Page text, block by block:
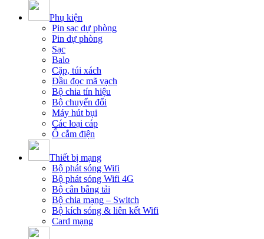
Phụ kiện
Pin sạc dự phòng
Pin dự phòng
Sạc
Balo
Cặp, túi xách
Đầu đọc mã vạch
Bộ chia tín hiệu
Bộ chuyển đổi
Máy hút bụi
Các loại cáp
Ổ cắm điện
Thiết bị mạng
Bộ phát sóng Wifi
Bộ phát sóng Wifi 4G
Bộ cân bằng tải
Bộ chia mạng – Switch
Bộ kích sóng & liên kết Wifi
Card mạng